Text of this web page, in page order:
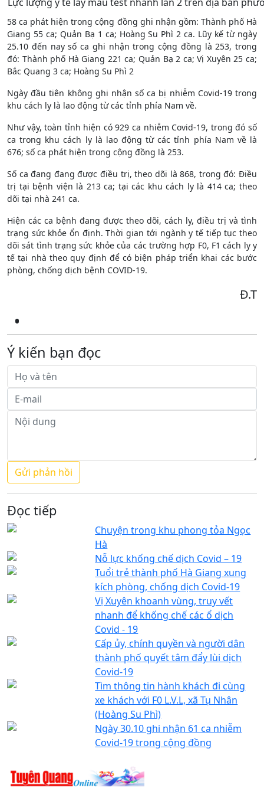
58 ca phát hiện trong cộng đồng ghi nhận gồm: Thành phố Hà
Giang 55 ca; Quản Bạ 1 ca; Hoàng Su Phì 2 ca. Lũy kế từ ngày
25.10 đến nay số ca ghi nhận trong cộng đồng là 253, trong
đó: Thành phố Hà Giang 221 ca; Quản Bạ 2 ca; Vị Xuyên 25 ca;
Bắc Quang 3 ca; Hoàng Su Phì 2
Ngày đầu tiên không ghi nhận số ca bị nhiễm Covid-19 trong
khu cách ly là lao động từ các tỉnh phía Nam về.
Như vậy, toàn tỉnh hiện có 929 ca nhiễm Covid-19, trong đó số
ca trong khu cách ly là lao động từ các tỉnh phía Nam về là
676; số ca phát hiện trong cộng đồng là 253.
Số ca đang đang được điều trị, theo dõi là 868, trong đó: Điều
trị tại bệnh viện là 213 ca; tại các khu cách ly là 414 ca; theo
dõi tại nhà 241 ca.
Hiện các ca bệnh đang được theo dõi, cách ly, điều trị và tình
trạng sức khỏe ổn định. Thời gian tới ngành y tế tiếp tục theo
dõi sát tình trạng sức khỏe của các trường hợp F0, F1 cách ly y
tế tại nhà theo quy định để có biện pháp triển khai các bước
phòng, chống dịch bệnh COVID-19.
Đ.T
Ý kiến bạn đọc
Đọc tiếp
Chuyện trong khu phong tỏa Ngọc
Hà
Nỗ lực khống chế dịch Covid – 19
Tuổi trẻ thành phố Hà Giang xung
kích phòng, chống dịch Covid-19
Vị Xuyên khoanh vùng, truy vết
nhanh để khống chế các ổ dịch
Covid - 19
Cấp ủy, chính quyền và người dân
thành phố quyết tâm đẩy lùi dịch
Covid-19
Tìm thông tin hành khách đi cùng
xe khách với F0 L.V.L, xã Tụ Nhân
(Hoàng Su Phì)
Ngày 30.10 ghi nhận 61 ca nhiễm
Covid-19 trong cộng đồng